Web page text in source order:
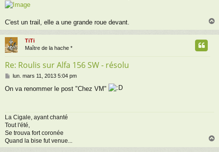
a
C'est un trail, elle a une grande roue devant.
TiTi
Maître de la hache *
Re: Roulis sur Alfa 156 SW - résolu
M
s
e
lun. mars 11, 2013 5:04 pm
On va renommer le post "Chez VM"
La Cigale, ayant chanté
Tout l'été,
Se trouva fort coronée
Quand la bise fut venue...